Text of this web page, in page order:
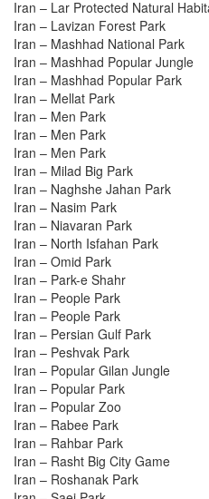
Iran – Lar Protected Natural
Iran – Lavizan Forest Park
Iran – Mashhad National Park
Iran – Mashhad Popular Jungle
Iran – Mashhad Popular Park
Iran – Mellat Park
Iran – Men Park
Iran – Men Park
Iran – Men Park
Iran – Milad Big Park
Iran – Naghshe Jahan Park
Iran – Nasim Park
Iran – Niavaran Park
Iran – North Isfahan Park
Iran – Omid Park
Iran – Park-e Shahr
Iran – People Park
Iran – People Park
Iran – Persian Gulf Park
Iran – Peshvak Park
Iran – Popular Gilan Jungle
Iran – Popular Park
Iran – Popular Zoo
Iran – Rabee Park
Iran – Rahbar Park
Iran – Rasht Big City Game
Iran – Roshanak Park